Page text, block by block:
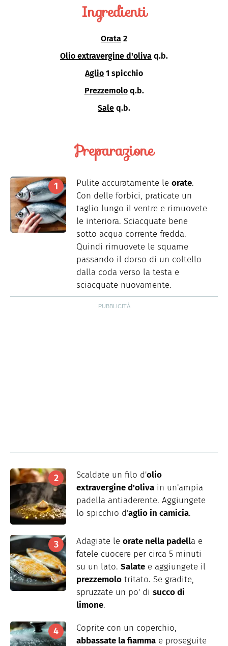
Ingredienti
Orata 2
Olio extravergine d'oliva q.b.
Aglio 1 spicchio
Prezzemolo q.b.
Sale q.b.
Preparazione
Pulite accuratamente le orate.
Con delle forbici, praticate un
taglio lungo il ventre e rimuovete
le interiora. Sciacquate bene
sotto acqua corrente fredda.
Quindi rimuovete le squame
passando il dorso di un coltello
dalla coda verso la testa e
sciacquate nuovamente.
Scaldate un filo d'olio
extravergine d'oliva in un'ampia
padella antiaderente. Aggiungete
lo spicchio d'aglio in camicia.
Adagiate le orate nella padella e
fatele cuocere per circa 5 minuti
su un lato. Salate e aggiungete il
prezzemolo tritato. Se gradite,
spruzzate un po' di succo di
limone.
Coprite con un coperchio,
abbassate la fiamma e proseguite